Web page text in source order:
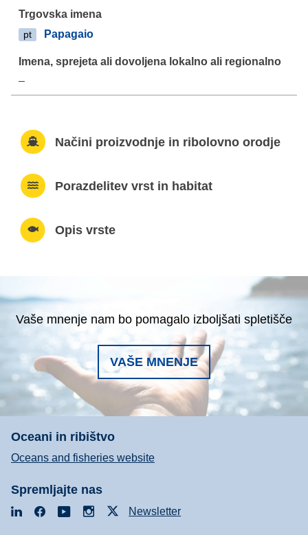
pt Papagaio
–
Načini proizvodnje in ribolovno orodje
Porazdelitev vrst in habitat
Opis vrste
Vaše mnenje nam bo pomagalo izboljšati spletišče
VAŠE MNENJE
Oceani in ribištvo
Oceans and fisheries website
Spremljajte nas
LinkedInFacebookYouTubeInstagramNewsletter